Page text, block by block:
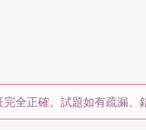
全正確。試題如有疏漏、